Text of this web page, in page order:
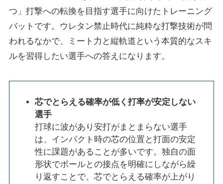
つ」打撃への転換を目指す選手に向けたトレーニング
バットです。ウレタン禁止時代に純粋な打撃技術が問
われるなかで、ミート力と縦軌道という本質的なスキ
ルを習得したい選手への答えになります。
芯でとらえる確率が低く打率が安定しない
選手
打球に波があり安打がまとまらない選手
は、インパクト時の芯の位置と打面の安定
性に課題があることが多いです。独自の面
形状でボールとの接点を明確にしながら繰
り返すことで、芯でとらえる確率が上がり